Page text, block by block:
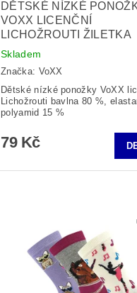
DĚTSKÉ NÍZKÉ
VOXX LICENČNÍ
LICHOŽROUTI ŽILETKA
Skladem
Značka: VoXX
Dětské nízké ponožky VoXX
Lichožrouti bavlna 80 %,
polyamid 15 %
79 Kč